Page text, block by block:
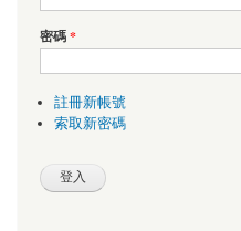
密碼*
註冊新帳號
索取新密碼